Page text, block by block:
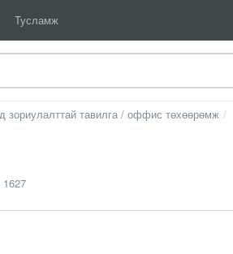
Тусламж
тавилга / оффис төхөөрөмж
1627